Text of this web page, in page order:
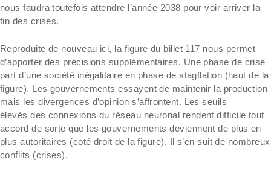
nous faudra toutefois attendre l’année 2038 pour voir arriver la
fin des crises.
Reproduite de nouveau ici, la figure du billet 117 nous permet
d’apporter des précisions supplémentaires. Une phase de crise
part d’une société inégalitaire en phase de stagflation (haut de la
figure). Les gouvernements essayent de maintenir la production
mais les divergences d’opinion s’affrontent. Les seuils
élevés des connexions du réseau neuronal rendent difficile tout
accord de sorte que les gouvernements deviennent de plus en
plus autoritaires (coté droit de la figure). Il s’en suit de nombreux
conflits (crises).